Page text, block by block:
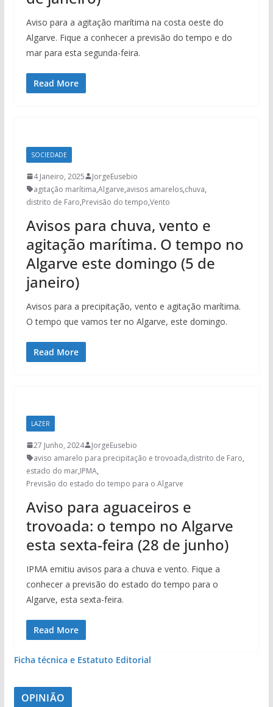
Aviso para a agitação marítima na costa oeste do
Algarve. Fique a conhecer a previsão do tempo e do
mar para esta segunda-feira.
Read More
SOCIEDADE
4 Janeiro, 2025
JorgeEusebio
agitação marítima,Algarve,avisos amarelos,chuva,
distrito de Faro,Previsão do tempo,Vento
Avisos para chuva, vento e
agitação marítima. O tempo no
Algarve este domingo (5 de
janeiro)
Avisos para a precipitação, vento e agitação marítima.
O tempo que vamos ter no Algarve, este domingo.
Read More
LAZER
27 Junho, 2024
JorgeEusebio
aviso amarelo para precipitação e trovoada,distrito de Faro,
estado do mar,IPMA,
Previsão do estado do tempo para o Algarve
Aviso para aguaceiros e
trovoada: o tempo no Algarve
esta sexta-feira (28 de junho)
IPMA emitiu avisos para a chuva e vento. Fique a
conhecer a previsão do estado do tempo para o
Algarve, esta sexta-feira.
Read More
Ficha técnica e Estatuto Editorial
OPINIÃO